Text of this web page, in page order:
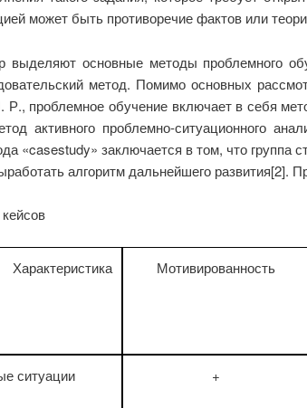
может быть противоречие фактов или
основные методы проблемного
метод. Помимо основных
проблемное обучение включает в себя
активного проблемно-ситуационного
«casestudy» заключается в том, что
алгоритм дальнейшего развития[2].
Характеристика Мотивированность
ситуации +